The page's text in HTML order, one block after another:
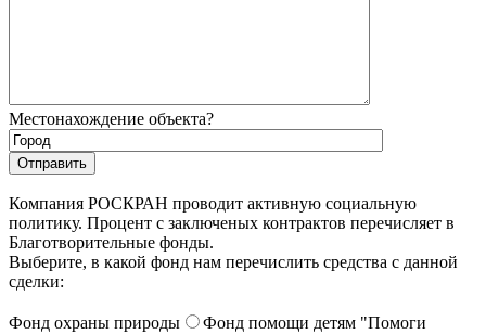
Местонахождение объекта?
Компания РОСКРАН проводит активную социальную
политику. Процент с заключеных контрактов перечисляет в
Благотворительные фонды.
Выберите, в какой фонд нам перечислить средства с данной
сделки:
Фонд охраны природы
Фонд помощи детям "Помоги